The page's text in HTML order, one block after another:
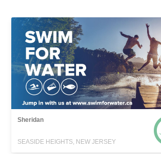
Sheridan
SEASIDE HEIGHTS, NEW JERSEY